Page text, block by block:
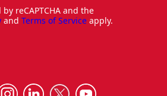
reCAPTCHA and the
and Terms of Service apply.